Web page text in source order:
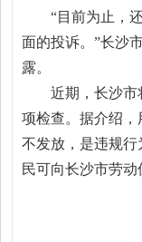
“目前为止，还
面的投诉。”长沙
露。
近期，长沙市
项检查。据介绍
不发放，是违规
民可向长沙市劳动